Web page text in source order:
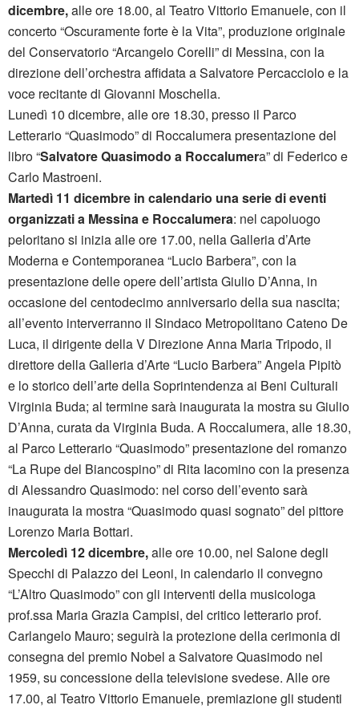
dicembre,alle ore 18.00, al Teatro Vittorio Emanuele, con il
concerto “Oscuramente forte è la Vita”, produzione originale
del Conservatorio “Arcangelo Corelli” di Messina, con la
direzione dell’orchestra affidata a Salvatore Percacciolo e la
voce recitante di Giovanni Moschella.
Lunedì 10 dicembre, alle ore 18.30, presso il Parco
Letterario “Quasimodo” di Roccalumera presentazione del
libro “Salvatore Quasimodo a Roccalumera” di Federico e
Carlo Mastroeni.
Martedì 11 dicembre in calendario una serie di eventi
organizzati a Messina e Roccalumera: nel capoluogo
peloritano si inizia alle ore 17.00, nella Galleria d’Arte
Moderna e Contemporanea “Lucio Barbera”, con la
presentazione delle opere dell’artista Giulio D’Anna, in
occasione del centodecimo anniversario della sua nascita;
all’evento interverranno il Sindaco Metropolitano Cateno De
Luca, il dirigente della V Direzione Anna Maria Tripodo, il
direttore della Galleria d’Arte “Lucio Barbera” Angela Pipitò
e lo storico dell’arte della Soprintendenza ai Beni Culturali
Virginia Buda; al termine sarà inaugurata la mostra su Giulio
D’Anna, curata da Virginia Buda. A Roccalumera, alle 18.30,
al Parco Letterario “Quasimodo” presentazione del romanzo
“La Rupe del Biancospino” di Rita Iacomino con la presenza
di Alessandro Quasimodo: nel corso dell’evento sarà
inaugurata la mostra “Quasimodo quasi sognato” del pittore
Lorenzo Maria Bottari.
Mercoledì 12 dicembre,alle ore 10.00, nel Salone degli
Specchi di Palazzo dei Leoni, in calendario il convegno
“L’Altro Quasimodo” con gli interventi della musicologa
prof.ssa Maria Grazia Campisi, del critico letterario prof.
Carlangelo Mauro; seguirà la protezione della cerimonia di
consegna del premio Nobel a Salvatore Quasimodo nel
1959, su concessione della televisione svedese. Alle ore
17.00, al Teatro Vittorio Emanuele, premiazione gli studenti